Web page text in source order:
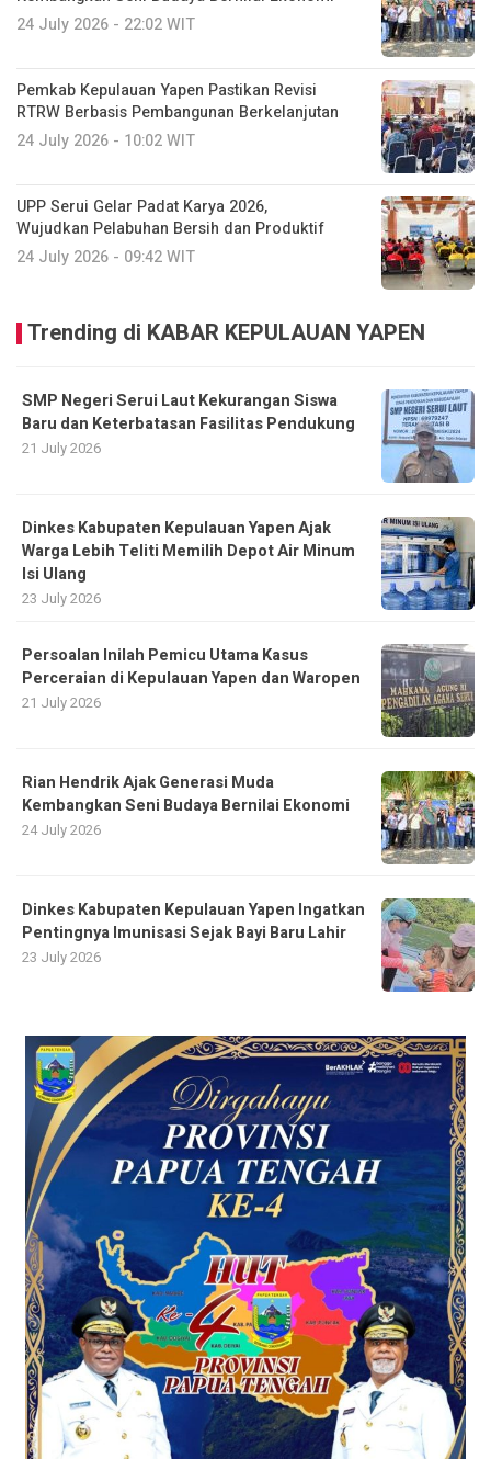
24 July 2026 - 22:02 WIT
Pemkab Kepulauan Yapen Pastikan Revisi
RTRW Berbasis Pembangunan Berkelanjutan
24 July 2026 - 10:02 WIT
UPP Serui Gelar Padat Karya 2026,
Wujudkan Pelabuhan Bersih dan Produktif
24 July 2026 - 09:42 WIT
Trending di KABAR KEPULAUAN YAPEN
SMP Negeri Serui Laut Kekurangan Siswa
Baru dan Keterbatasan Fasilitas Pendukung
21 July 2026
Dinkes Kabupaten Kepulauan Yapen Ajak
Warga Lebih Teliti Memilih Depot Air Minum
Isi Ulang
23 July 2026
Persoalan Inilah Pemicu Utama Kasus
Perceraian di Kepulauan Yapen dan Waropen
21 July 2026
Rian Hendrik Ajak Generasi Muda
Kembangkan Seni Budaya Bernilai Ekonomi
24 July 2026
Dinkes Kabupaten Kepulauan Yapen Ingatkan
Pentingnya Imunisasi Sejak Bayi Baru Lahir
23 July 2026